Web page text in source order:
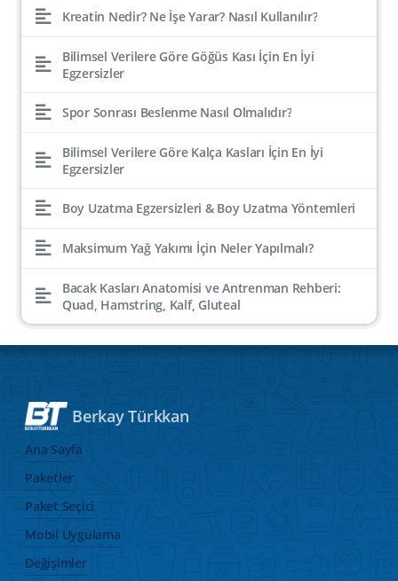
Kreatin Nedir? Ne İşe Yarar? Nasıl Kullanılır?
Bilimsel Verilere Göre Göğüs Kası İçin En İyi
Egzersizler
Spor Sonrası Beslenme Nasıl Olmalıdır?
Bilimsel Verilere Göre Kalça Kasları İçin En İyi
Egzersizler
Boy Uzatma Egzersizleri & Boy Uzatma Yöntemleri
Maksimum Yağ Yakımı İçin Neler Yapılmalı?
Bacak Kasları Anatomisi ve Antrenman Rehberi:
Quad, Hamstring, Kalf, Gluteal
Berkay Türkkan
Ana Sayfa
Paketler
Paket Seçici
Mobil Uygulama
Değişimler